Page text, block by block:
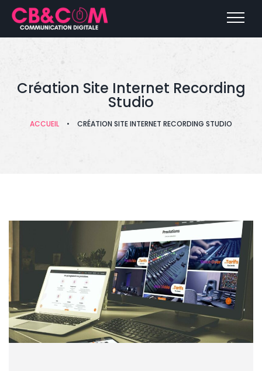
Création Site Internet Recording
Studio
ACCUEIL • CRÉATION SITE INTERNET RECORDING STUDIO